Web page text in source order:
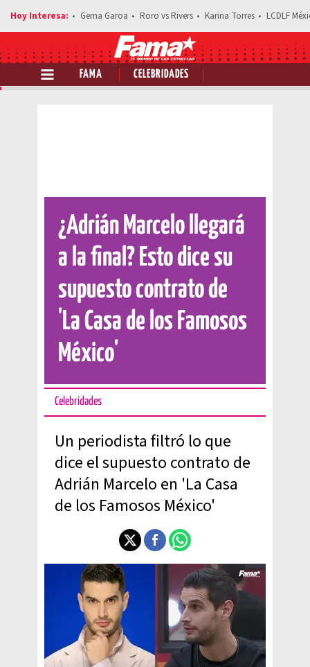
Gema Garoa Roro vs Rivers Karina Torres LCDLF
FAMA CELEBRIDADES
Comparte esta noticia
¿Adrián Marcelo llegará
a la final? Esto dice su
supuesto contrato de
'La Casa de los Famosos
México'
Celebridades
Un periodista filtró lo que
dice el supuesto contrato de
Adrián Marcelo en 'La Casa
de los Famosos México'